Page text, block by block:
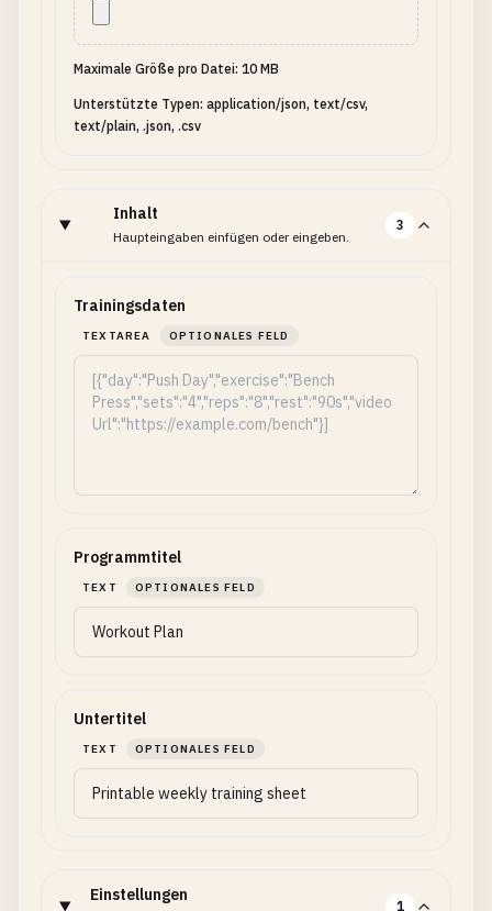
Maximale Größe pro Datei: 10 MB
Unterstützte Typen: application/json, text/csv,
text/plain, .json, .csv
Inhalt
Haupteingaben einfügen oder eingeben.
3
Trainingsdaten
TEXTAREA OPTIONALES FELD
Programmtitel
TEXT OPTIONALES FELD
Untertitel
TEXT OPTIONALES FELD
Einstellungen
1